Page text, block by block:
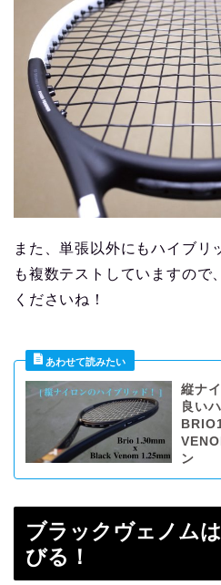
また、単張以外にもハイブリ
も複数テストしていますので
くださいね！
縦ナ
良い
ン
ブラックヴェノム
びる！